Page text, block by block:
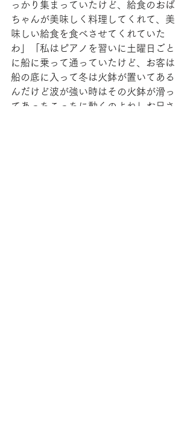
っかり集まっていたけど、給食のおば
ちゃんが美味しく料理してくれて、美
味しい給食を食べさせてくれていた
わ」「私はピアノを習いに土曜日ごと
に船に乗って通っていたけど、お客は
船の底に入って冬は火鉢が置いてある
んだけど波が強い時はその火鉢が滑っ
てあっちこっちに動くのよね」お兄さ